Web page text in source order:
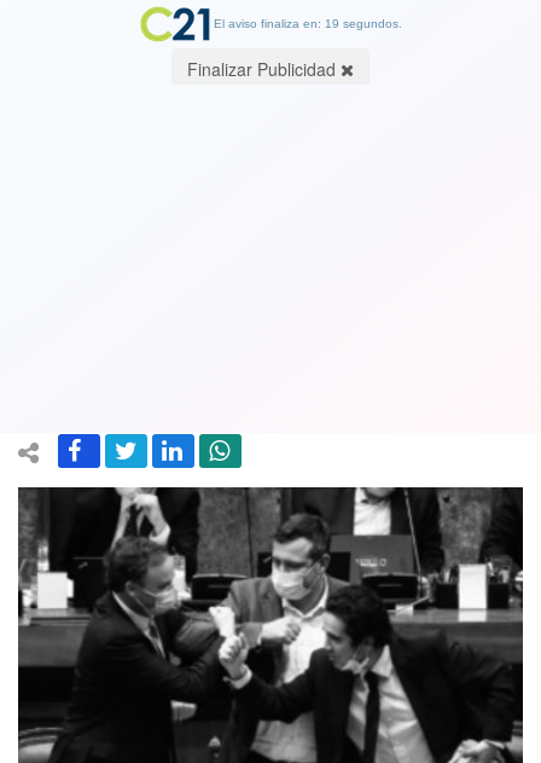
El aviso finaliza en: 19 segundos.
Finalizar Publicidad